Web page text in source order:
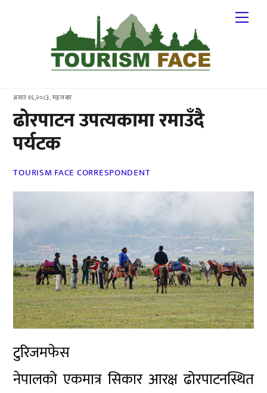
असार १६,२०८३, मङ्लबार
ढोरपाटन उपत्यकामा रमाउँदै
पर्यटक
TOURISM FACE CORRESPONDENT
टुरिजमफेस
नेपालको एकमात्र सिकार आरक्ष ढोरपाटनस्थित